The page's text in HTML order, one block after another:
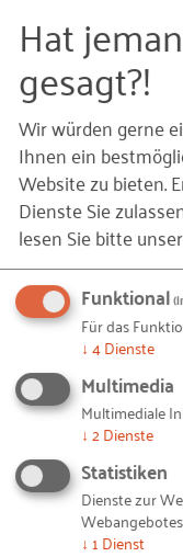
Klein- und Ein-
Weise von der
der
01.01.2013
PROJEKT
Hat
gesagt?!
Wir würden gerne
Ihnen ein
Website zu bieten.
Dienste Sie
lesen Sie bitte
Funktional
Für das
↓ 4Dienste
Multimedia
Multimediale
↓ 2Dienste
Statistiken
Dienste zur
Webangebotes
↓ 1 Dienst